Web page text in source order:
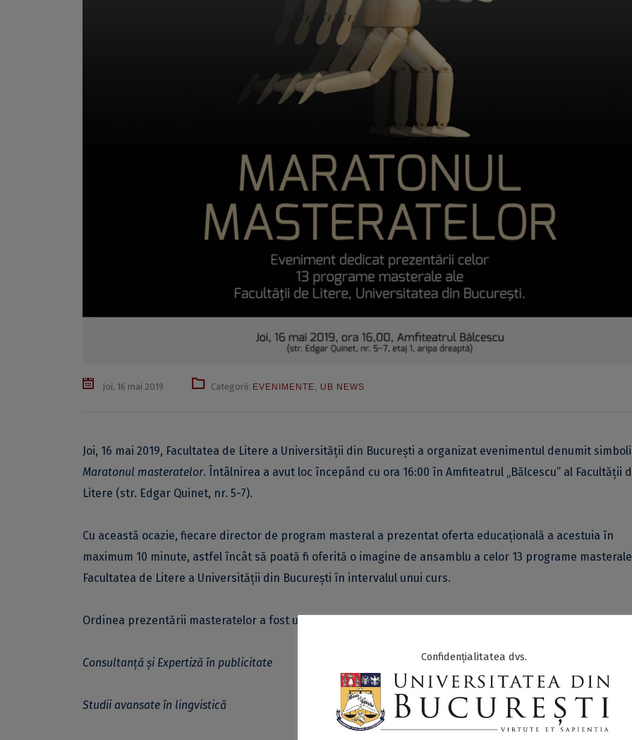
Joi, 16 mai 2019 Categorii: EVENIMENTE, UB NEWS
Joi, 16 mai 2019, Facultatea de Litere a Universității din București a organizat evenimentul denumit
Maratonul masteratelor. Întâlnirea a avut loc începând cu ora 16:00 în Amfiteatrul „Bălcescu” al Facultății
Litere (str. Edgar Quinet, nr. 5-7).
Cu această ocazie, fiecare director de program masteral a prezentat oferta educațională a acestuia în
maximum 10 minute, astfel încât să poată fi oferită o imagine de ansamblu a celor 13 programe
Facultatea de Litere a Universității din București în intervalul unui curs.
Ordinea prezentării masteratelor a fost următoarea:
Consultanță și Expertiză în publicitate
Studii avansate în lingvistică
Confidențialitatea dvs.